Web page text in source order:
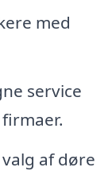
med
service
af døre